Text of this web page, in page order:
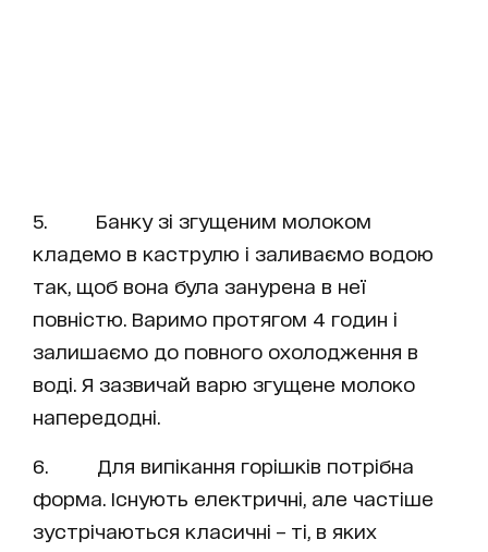
5. Банку зі згущеним молоком
кладемо в каструлю і заливаємо водою
так, щоб вона була занурена в неї
повністю. Варимо протягом 4 годин і
залишаємо до повного охолодження в
воді. Я зазвичай варю згущене молоко
напередодні.
6. Для випікання горішків потрібна
форма. Існують електричні, але частіше
зустрічаються класичні – ті, в яких